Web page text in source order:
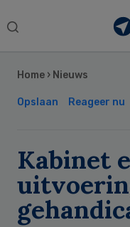
Search
Home › Nieuws
Opslaan Reageer nu
Kabinet
Sidebar